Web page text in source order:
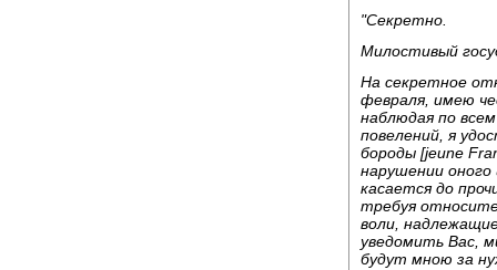
"Секретно.
Милостивый
На секретное
февраля, имею
наблюдая по
повелений, я
бороды [jeune
нарушении
касается до
требуя
воли,
уведомить Вас,
будут мною за